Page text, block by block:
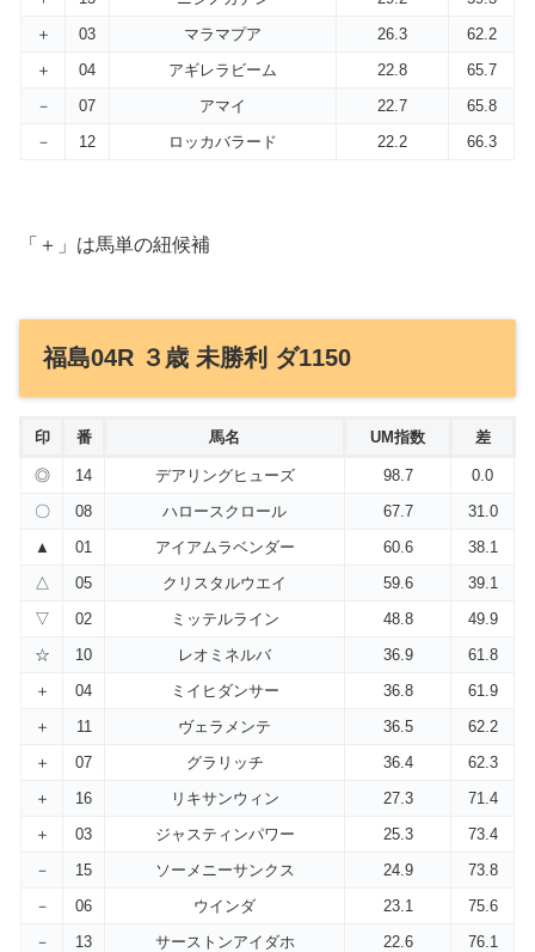
＋
03 マラマプア 26.3
62.2
＋
04 アギレラビーム 22.8
65.7
－
07 アマイ 22.7
65.8
－
12 ロッカバラード 22.2 66.3
「＋」は馬単の紐候補
福島04R ３歳 未勝利 ダ1150
印 番 馬名 UM指数 差
◎ 14 デアリングヒューズ 98.7
0.0
〇
08 ハロースクロール 67.7
31.0
▲
01 アイアムラベンダー 60.6
38.1
△
05 クリスタルウエイ 59.6
39.1
▽
02 ミッテルライン 48.8
49.9
☆
10 レオミネルバ 36.9
61.8
＋
04 ミイヒダンサー 36.8
61.9
＋
11 ヴェラメンテ 36.5
62.2
＋
07 グラリッチ 36.4
62.3
＋
16 リキサンウィン 27.3
71.4
＋
03 ジャスティンパワー 25.3
73.4
－
15 ソーメニーサンクス 24.9
73.8
－
06 ウインダ 23.1
75.6
－
13 サーストンアイダホ 22.6
76.1